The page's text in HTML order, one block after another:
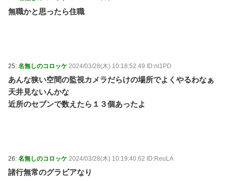
無職かと思ったら住職
25: 名無しのコロッケ 2024/03/28(木) 10:18:52.49 ID:nl1PD
あんな狭い空間の監視カメラだらけの場所でよくやるわなぁ
天井見ないんかな
近所のセブンで数えたら１３個あったよ
26: 名無しのコロッケ 2024/03/28(木) 10:19:40.62 ID:ReuLA
諸行無常のグラビアなり